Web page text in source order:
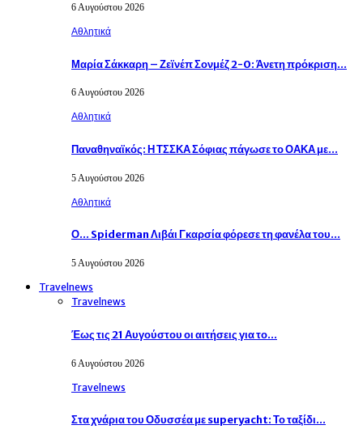
6 Αυγούστου 2026
Αθλητικά
Μαρία Σάκκαρη – Ζεϊνέπ Σονμέζ 2-0: Άνετη πρόκριση…
6 Αυγούστου 2026
Αθλητικά
Παναθηναϊκός: Η ΤΣΣΚΑ Σόφιας πάγωσε το ΟΑΚΑ με…
5 Αυγούστου 2026
Αθλητικά
Ο… Spiderman Λιβάι Γκαρσία φόρεσε τη φανέλα του…
5 Αυγούστου 2026
Travelnews
Travelnews
Έως τις 21 Αυγούστου οι αιτήσεις για το…
6 Αυγούστου 2026
Travelnews
Στα χνάρια του Οδυσσέα με superyacht: Το ταξίδι…